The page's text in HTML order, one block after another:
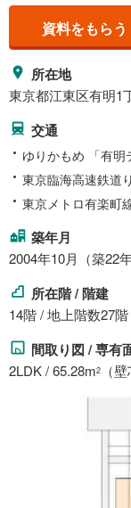
資料をもらう
所在地
東京都江東区有明1
交通
ゆりかもめ 「有
東京臨海高速鉄道
東京メトロ有楽町
築年月
2004年10月（築22年
所在階 / 階建
14階 / 地上階数27階
間取り図 / 専有
2LDK / 65.28m2 （壁